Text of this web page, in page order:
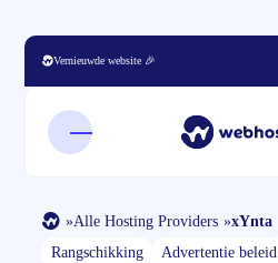
Vernieuwde website 🎉
Open mobiel menu
»Alle Hosting Providers »xYnta
Rangschikking
Advertentie beleid